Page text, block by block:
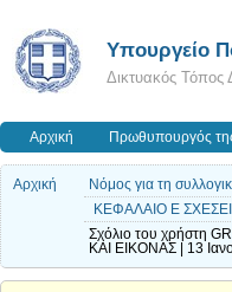
Υπουργείο
Δικτυακός Τόπος
Αρχική Πρωθυπουργός
Αρχική
Νόμος για τη
ΚΕΦΑΛΑΙΟ Ε
Σχόλιο του χρήστη
ΚΑΙ ΕΙΚΟΝΑΣ | 13